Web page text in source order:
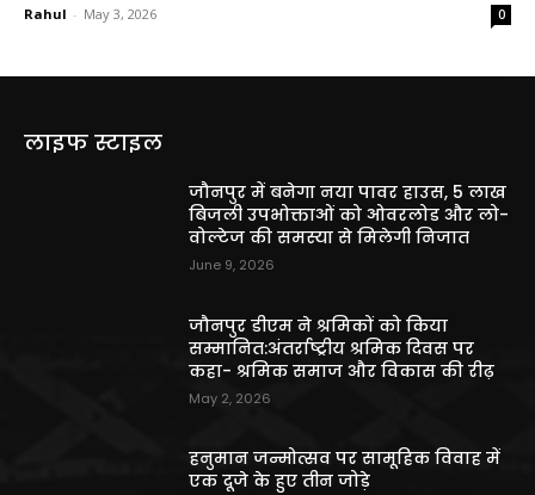
Rahul - May 3, 2026 0
लाइफ स्टाइल
जौनपुर में बनेगा नया पावर हाउस, 5 लाख
बिजली उपभोक्ताओं को ओवरलोड और लो-
वोल्टेज की समस्या से मिलेगी निजात
June 9, 2026
जौनपुर डीएम ने श्रमिकों को किया
सम्मानित:अंतर्राष्ट्रीय श्रमिक दिवस पर
कहा- श्रमिक समाज और विकास की रीढ़
May 2, 2026
हनुमान जन्मोत्सव पर सामूहिक विवाह में
एक दूजे के हुए तीन जोड़े